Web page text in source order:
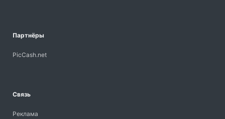
Партнёры
PicCash.net
Связь
Реклама